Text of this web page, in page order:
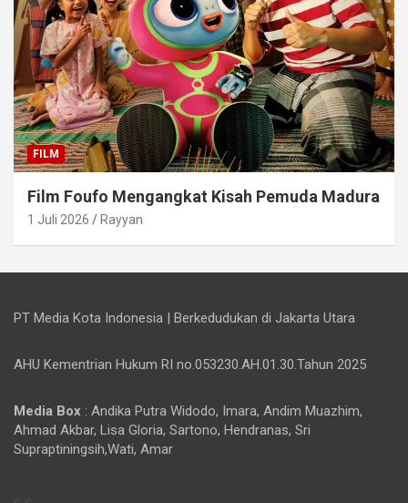
FILM
Film Foufo Mengangkat Kisah Pemuda Madura
1 Juli 2026 Rayyan
PT Media Kota Indonesia | Berkedudukan di Jakarta Utara
AHU Kementrian Hukum RI no.053230.AH.01.30.Tahun 2025
Media Box : Andika Putra Widodo, Imara, Andim Muazhim,
Ahmad Akbar, Lisa Gloria, Sartono, Hendranas, Sri
Supraptiningsih,Wati, Amar